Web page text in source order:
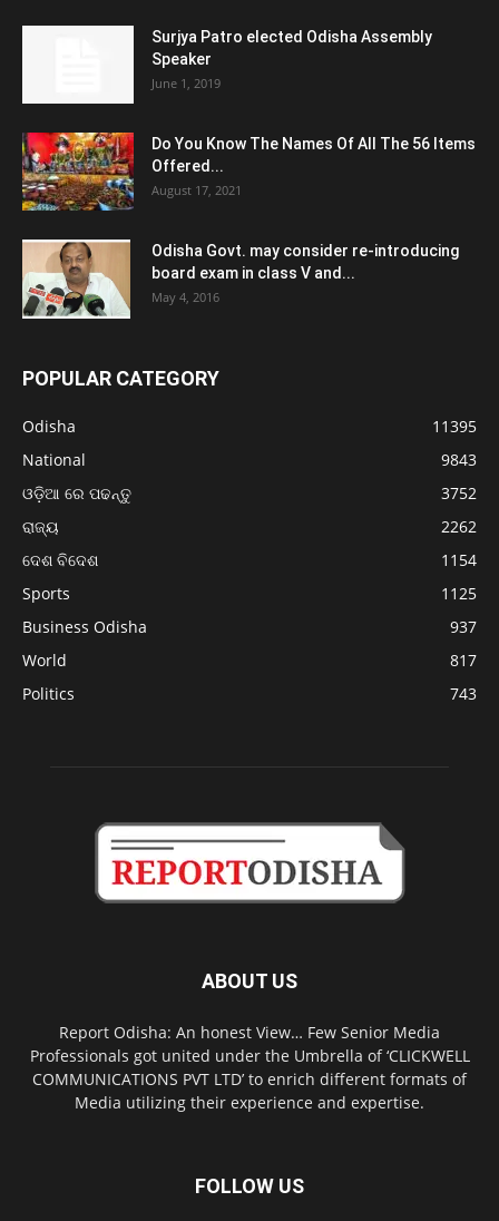
Surjya Patro elected Odisha Assembly
Speaker
June 1, 2019
Do You Know The Names Of All The 56 Items
Offered...
August 17, 2021
Odisha Govt. may consider re-introducing
board exam in class V and...
May 4, 2016
POPULAR CATEGORY
Odisha
11395
National
9843
ଓଡ଼ିଆ ରେ ପଢନ୍ତୁ
3752
ରାଜ୍ୟ
2262
ଦେଶ ବିଦେଶ
1154
Sports
1125
Business Odisha
937
World
817
Politics
743
ABOUT US
Report Odisha: An honest View… Few Senior Media
Professionals got united under the Umbrella of ‘CLICKWELL
COMMUNICATIONS PVT LTD’ to enrich different formats of
Media utilizing their experience and expertise.
FOLLOW US